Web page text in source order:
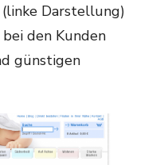
Darstellung)
den Kunden
günstigen